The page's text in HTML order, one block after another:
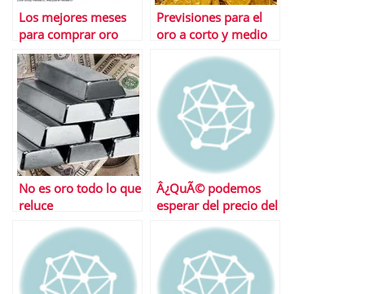
Los mejores meses
para comprar oro
Previsiones para el
oro a corto y medio
No es oro todo lo que
reluce
Â¿QuÃ© podemos
esperar del precio del